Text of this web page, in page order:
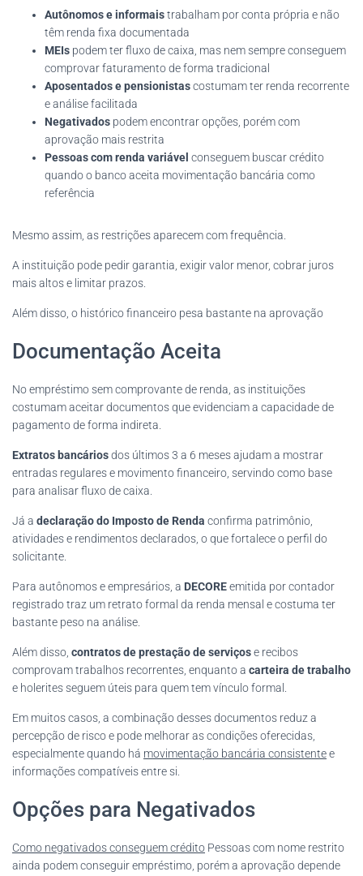
Autônomos e informaistrabalham por conta própria e não
têm renda fixa documentada
MEIs podem ter fluxo de caixa, mas nem sempre conseguem
comprovar faturamento de forma tradicional
Aposentados e pensionistascostumam ter renda recorrente
e análise facilitada
Negativados podem encontrar opções, porém com
aprovação mais restrita
Pessoas com renda variável conseguem buscar crédito
quando o banco aceita movimentação bancária como
referência
Mesmo assim, as restrições aparecem com frequência.
A instituição pode pedir garantia, exigir valor menor, cobrar juros
mais altos e limitar prazos.
Além disso, o histórico financeiro pesa bastante na aprovação
Documentação Aceita
No empréstimo sem comprovante de renda, as instituições
costumam aceitar documentos que evidenciam a capacidade de
pagamento de forma indireta.
Extratos bancáriosdos últimos 3 a 6 meses ajudam a mostrar
entradas regulares e movimento financeiro, servindo como base
para analisar fluxo de caixa.
Já a declaração do Imposto de Renda confirma patrimônio,
atividades e rendimentos declarados, o que fortalece o perfil do
solicitante.
Para autônomos e empresários, a DECOREemitida por contador
registrado traz um retrato formal da renda mensal e costuma ter
bastante peso na análise.
Além disso, contratos de prestação de serviçose recibos
comprovam trabalhos recorrentes, enquanto a carteira de trabalho
e holerites seguem úteis para quem tem vínculo formal.
Em muitos casos, a combinação desses documentos reduz a
percepção de risco e pode melhorar as condições oferecidas,
especialmente quando há movimentação bancária consistentee
informações compatíveis entre si.
Opções para Negativados
Como negativados conseguem crédito Pessoas com nome restrito
ainda podem conseguir empréstimo, porém a aprovação depende